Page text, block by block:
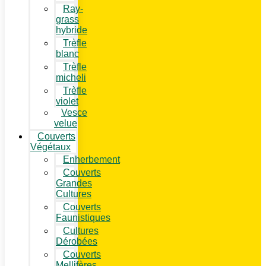
Ray-
grass
hybride
Trèfle
blanc
Trèfle
micheli
Trèfle
violet
Vesce
velue
Couverts
Végétaux
Enherbement
Couverts
Grandes
Cultures
Couverts
Faunistiques
Cultures
Dérobées
Couverts